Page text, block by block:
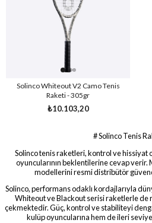
Solinco Whiteout V2 Camo Tenis
Raketi - 305gr
₺10.103,20
# Solinco Tenis
Solinco tenis raketleri, kontrol ve hissiyat
oyuncularının beklentilerine cevap verir.
modellerini resmi distribütör
Solinco, performans odaklı kordajlarıyla
Whiteout ve Blackout serisi raketlerle de
çekmektedir. Güç, kontrol ve stabiliteyi
kulüp oyuncularına hem de ileri